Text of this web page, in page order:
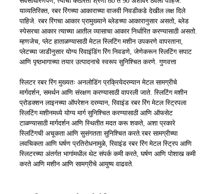
याव्यतिरिक्त, रबर रिंगच्या आकाराच्या वाजवी निवडीकडे देखील लक्ष दिले
पाहिजे. रबर रिंगचा आकार प्रामुख्याने ब्लेडच्या आकारानुसार असतो, ब्लेड
स्पेसरचा आकार त्याच्या आतील व्यासाचा आकार निर्धारित करण्यासाठी असतो.
म्हणजेच, प्लेट हाताळण्यासाठी मेटल स्लिटिंग मशीन उपकरणे वापरताना,
प्लेटच्या जाडीनुसार योग्य रिवाइंडिंग रिंग निवडणे, जेणेकरून स्लिटिंग सपाट
आणि पृष्ठभागाच्या तयार उत्पादनाचे स्वरूप सुनिश्चित करणे. गुणवत्ता
स्लिटर रबर रिंग मुख्यतः अनलोडिंग प्रक्रियेदरम्यान मेटल सामग्रीचे
मार्गदर्शन, समर्थन आणि संरक्षण करण्यासाठी वापरली जाते. स्लिटिंग मशीन
प्रोडक्शन लाइनच्या ऑपरेशन दरम्यान, रिवाइंड रबर रिंग मेटल स्ट्रिपला
स्लिटिंग मशीनमध्ये योग्य मार्ग सुनिश्चित करण्यासाठी आणि ऑफसेट
टाळण्यासाठी मार्गदर्शन आणि स्थितीत मदत करू शकते, अशा प्रकारे
स्लिटिंगची अचूकता आणि सुसंगतता सुनिश्चित करते. रबर सामग्रीच्या
लवचिकता आणि घर्षण प्रतिरोधनामुळे, रिवाइंड रबर रिंग मेटल स्ट्रिप आणि
स्लिटरच्या अंतर्गत भागांमधील थेट संपर्क कमी करते, घर्षण आणि पोशाख कमी
करते आणि मशीन आणि सामग्रीचे आयुष्य वाढवते.